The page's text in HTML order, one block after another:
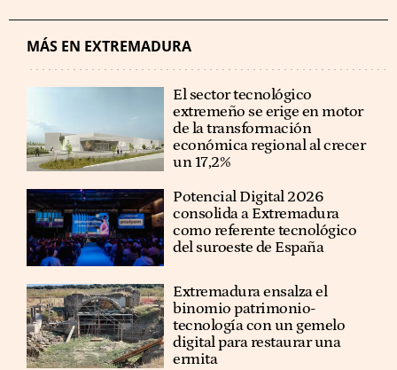
MÁS EN EXTREMADURA
El sector tecnológico
extremeño se erige en motor
de la transformación
económica regional al crecer
un 17,2%
Potencial Digital 2026
consolida a Extremadura
como referente tecnológico
del suroeste de España
Extremadura ensalza el
binomio patrimonio-
tecnología con un gemelo
digital para restaurar una
ermita